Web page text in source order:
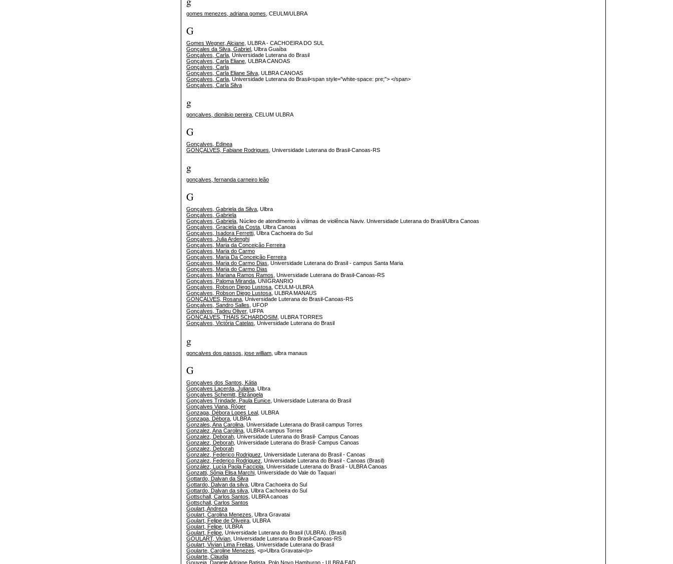
gomes menezes, adriana gomes , CEULM/ULBRA
G
Gomes Wegner, Alciane, ULBRA - CACHOEIRA DO SUL
Gonçales da Silva, Gabriel, Ulbra Guaíba
Gonçalves, Carla, Universidade Luterana do Brasil
Gonçalves, Carla Eliane, ULBRA CANOAS
Gonçalves, Carla
Gonçalves, Carla Eliane Silva, ULBRA CANOAS
Gonçalves, Carla, Universidade Luterana do Brasil<span style="white-space: pre;"> </span>
Gonçalves, Carla Silva
g
gonçalves, dionilsio pereira, CELUM ULBRA
G
Gonçalves, Edinea
GONÇALVES, Fabiane Rodrigues , Universidade Luterana do Brasil-Canoas-RS
g
gonçalves, fernanda carneiro leão
G
Gonçalves, Gabriela da Silva, Ulbra
Gonçalves, Gabriela
Gonçalves, Gabriela, Núcleo de atendimento à vítimas de violência Naviv. Universidade Luterana do Brasil/Ulbra Canoas
Gonçalves, Graciela da Costa, Ulbra Canoas
Gonçalves, Isadora Ferretti, Ulbra Cachoeira do Sul
Gonçalves, Julia Ardenghi
Gonçalves, Maria da Conceição Ferreira
Gonçalves, Maria do Carmo
Gonçalves, Maria Da Conceição Ferreira
Gonçalves, Maria do Carmo Dias, Universidade Luterana do Brasil - campus Santa Maria
Gonçalves, Maria do Carmo Dias
Gonçalves, Mariana Ramos Ramos, Universidade Luterana do Brasil-Canoas-RS
Gonçalves, Paloma Miranda, UNIGRANRIO
Gonçalves, Robson Diego Lustosa, CEULM-ULBRA
Gonçalves, Robson Diego Lustosa, ULBRA MANAUS
GONÇALVES, Rosana, Universidade Luterana do Brasil-Canoas-RS
Gonçalves, Sandro Salles, UFOP
Gonçalves, Tadeu Oliver, UFPA
GONÇALVES, THAIS SCHARDOSIM, ULBRA TORRES
Gonçalves, Victória Catelas, Universidade Luterana do Brasil
g
goncalves dos passos, jose william, ulbra manaus
G
Gonçalves dos Santos, Kátia
Gonçalves Lacerda, Juliana, Ulbra
Gonçalves Schemitt, Elizângela
Gonçalves Trindade, Paula Eunice, Universidade Luterana do Brasil
Gonçalves Viana, Róger
Gonzaga, Débora Lopes Leal, ULBRA
Gonzaga, Débora, ULBRA
Gonzales, Ana Carolina, Universidade Luterana do Brasil campus Torres
Gonzalez, Ana Carolina, ULBRA campus Torres
Gonzalez, Deborah, Universidade Luterana do Brasil- Campus Canoas
Gonzalez, Deborah, Universidade Luterana do Brasil- Campus Canoas
Gonzalez, Deborah
Gonzalez, Federico Rodriguez , Universidade Luterana do Brasil - Canoas
Gonzalez, Federico Rodriguez , Universidade Luterana do Brasil - Canoas (Brasil)
González, Lucía Paola Facciola, Universidade Luterana do Brasil - ULBRA Canoas
Gonzatti, Sônia Elisa Marchi, Universidade do Vale do Taquari
Gottardo, Dalvan da Silva
Gottardo, Dalvan da silva, Ulbra Cachoeira do Sul
Gottardo, Dalvan da silva, Ulbra Cachoeira do Sul
Gottschall, Carlos Santos , ULBRA canoas
Gottschall, Carlos Santos
Goulart, Andreza
Goulart, Carolina Menezes , Ulbra Gravatai
Goulart, Felipe de Oliveira, ULBRA
Goulart, Felipe, ULBRA
Goulart, Felipe, Universidade Luterana do Brasil (ULBRA). (Brasil)
GOULART, Vivian, Universidade Luterana do Brasil-Canoas-RS
Goulart, Vivian Lima Freitas , Universidade Luterana do Brasil
Goularte, Caroline Menezes , <p>Ulbra Gravatai</p>
Goularte, Claudia
Gouveia, Daniele Adriane Batista, Polo Novo Hamburgo - ULBRA EAD